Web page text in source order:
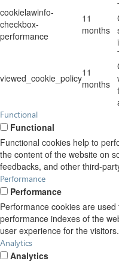
cookielawinfo-
checkbox-
performance
11
months
viewed_cookie_policy11
months
Functional
Functional
Functional cookies help to
the content of the website on
feedbacks, and other third-
Performance
Performance
Performance cookies are
performance indexes of the
user experience for the visitors.
Analytics
Analytics